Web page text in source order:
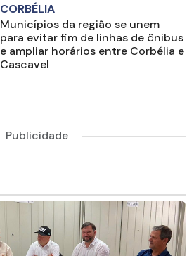
CORBÉLIA
Municípios da região se unem
para evitar fim de linhas de ônibus
e ampliar horários entre Corbélia e
Cascavel
Publicidade